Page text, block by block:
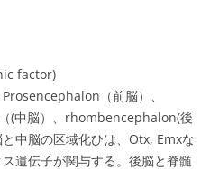
factor)
（前脳）、
(中脳）、rhombencephalon(後
中脳の区域化ひは、Otx, Emxな
遺伝子が関与する。後脳と脊髄